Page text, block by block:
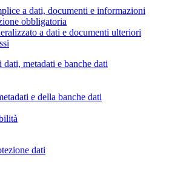
a dati, documenti e informazioni
obbligatoria
a dati e documenti ulteriori
metadati e banche dati
e della banche dati
dati